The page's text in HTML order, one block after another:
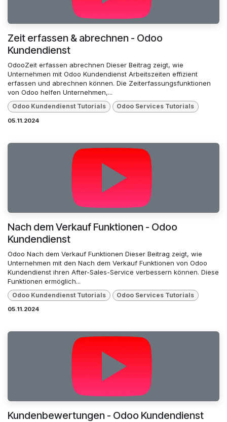
Zeit erfassen & abrechnen - Odoo
Kundendienst
OdooZeit erfassen abrechnen Dieser Beitrag zeigt, wie
Unternehmen mit Odoo Kundendienst Arbeitszeiten effizient
erfassen und abrechnen können. Die Zeiterfassungsfunktionen
von Odoo helfen Unternehmen,...
Odoo Kundendienst Tutorials Odoo Services Tutorials
05.11.2024
Nach dem Verkauf Funktionen - Odoo
Kundendienst
Odoo Nach dem Verkauf Funktionen Dieser Beitrag zeigt, wie
Unternehmen mit den Nach dem Verkauf Funktionen von Odoo
Kundendienst ihren After-Sales-Service verbessern können. Diese
Funktionen ermöglich...
Odoo Kundendienst Tutorials Odoo Services Tutorials
05.11.2024
Kundenbewertungen - Odoo Kundendienst